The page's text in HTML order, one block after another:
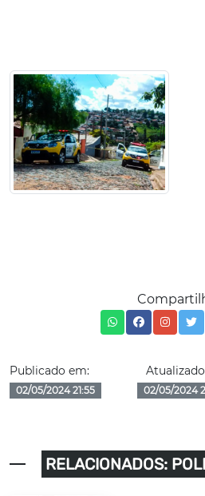
Publicado em:
02/05/2024 21:55 02/05/2024
RELACIONADOS: